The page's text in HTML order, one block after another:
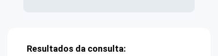
Resultados da consulta: